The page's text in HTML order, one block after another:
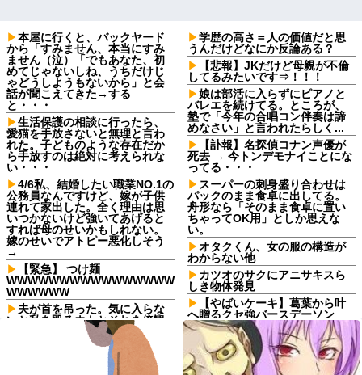
本屋に行くと、バックヤード
から「すみません、本当にすみ
ません（泣）「でもあなた、初
めてじゃないしね、うちだけじ
ゃどうしようもないから」と会
話が聞こえてきた→する
と・・・
生活保護の相談に行ったら、
愛猫を手放さないと無理と言わ
れた。子どものような存在だか
ら手放すのは絶対に考えられな
い・・・
4/6私、結婚したい職業NO.1の
公務員なんですけど、嫁が子供
連れて家出した。全く理由は思
いつかないけど強いてあげると
すれば母のせいかもしれない。
嫁のせいでアトピー悪化しそう
→
【緊急】 つけ麺
WWWWWWWWWWWWWWWW
WWWWWW
夫が首を吊った。気に入らな
いと私を殴るウトとそれを傍観
するトメに生活費をくれない
夫…地獄の義実家をでて離婚し
ようとしたら…夫にはとんでも
学歴の高さ＝人の価値だと思
うんだけどなにか反論ある？
【悲報】JKだけど母親が不倫
してるみたいです⇒！！！
娘は部活に入らずにピアノと
バレエを続けてる。ところが、
塾で「今年の合唱コン伴奏は諦
めなさい」と言われたらしく...
【訃報】名探偵コナン声優が
死去 → 今トンデモナイことにな
ってる・・・
スーパーの刺身盛り合わせは
パックのまま食卓に出してる。
舟形なら「そのまま食卓に置い
ちゃってOK用」としか思えな
い。
オタクくん、女の服の構造が
わからない他
カツオのサクにアニサキスら
しき物体発見
【やばいケーキ】葛葉から叶
へ贈るクセ強バースデーソン
グ：甘いよりは美味いヤヴァイ
ケーキ
【悲報】カルビーさん、白黒
包装にした結果4週連続売上減